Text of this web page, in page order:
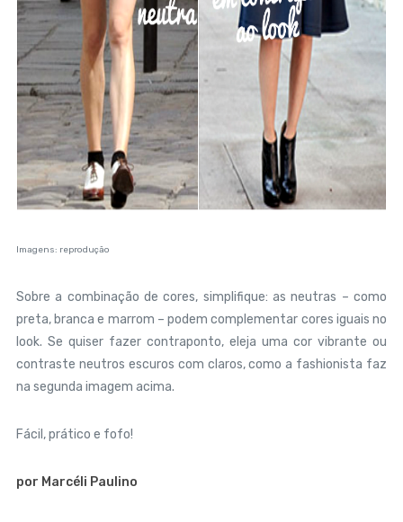
Imagens: reprodução
Sobre a combinação de cores, simplifique: as neutras – como
preta, branca e marrom – podem complementar cores iguais no
look. Se quiser fazer contraponto, eleja uma cor vibrante ou
contraste neutros escuros com claros, como a fashionista faz
na segunda imagem acima.
Fácil, prático e fofo!
por Marcéli Paulino